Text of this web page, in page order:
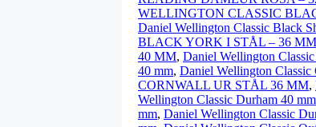
WELLINGTON CLASSIC
Daniel Wellington Classic Black
BLACK YORK I STÅL – 36 MM
40 MM, Daniel Wellington
40 mm, Daniel Wellington Classic
CORNWALL UR STÅL 36 MM,
Wellington Classic Durham 40
mm, Daniel Wellington Classic